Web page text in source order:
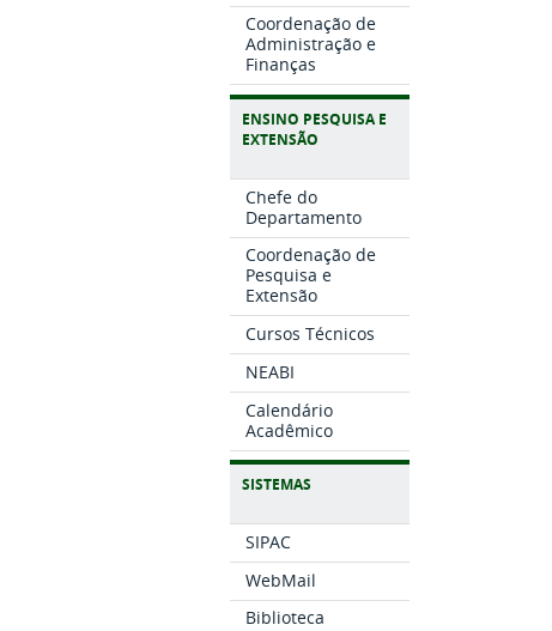
Coordenação de
Administração e
Finanças
ENSINO PESQUISA E
EXTENSÃO
Chefe do
Departamento
Coordenação de
Pesquisa e
Extensão
Cursos Técnicos
NEABI
Calendário
Acadêmico
SISTEMAS
SIPAC
WebMail
Biblioteca